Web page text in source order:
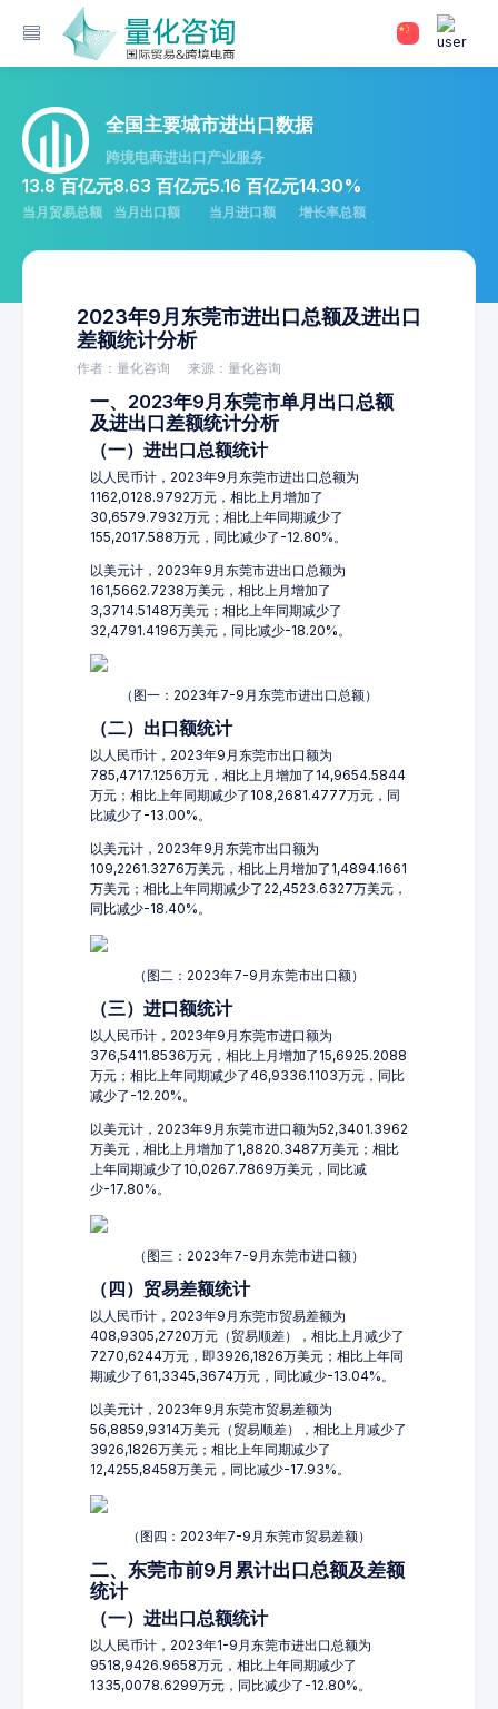
全国主要城市进出口数据
跨境电商进出口产业服务
13.8 百亿元
当月贸易总额
8.63 百亿元
当月出口额
5.16 百亿元
当月进口额
14.30%
增长率总额
2023年9月东莞市进出口总额及进出口
差额统计分析
作者：量化咨询 来源：量化咨询
一、2023年9月东莞市单月出口总额
及进出口差额统计分析
（一）进出口总额统计
以人民币计，2023年9月东莞市进出口总额为
1162,0128.9792万元，相比上月增加了
30,6579.7932万元；相比上年同期减少了
155,2017.588万元，同比减少了-12.80%。
以美元计，2023年9月东莞市进出口总额为
161,5662.7238万美元，相比上月增加了
3,3714.5148万美元；相比上年同期减少了
32,4791.4196万美元，同比减少-18.20%。
（图一：2023年7-9月东莞市进出口总额）
（二）出口额统计
以人民币计，2023年9月东莞市出口额为
785,4717.1256万元，相比上月增加了14,9654.5844
万元；相比上年同期减少了108,2681.4777万元，同
比减少了-13.00%。
以美元计，2023年9月东莞市出口额为
109,2261.3276万美元，相比上月增加了1,4894.1661
万美元；相比上年同期减少了22,4523.6327万美元，
同比减少-18.40%。
（图二：2023年7-9月东莞市出口额）
（三）进口额统计
以人民币计，2023年9月东莞市进口额为
376,5411.8536万元，相比上月增加了15,6925.2088
万元；相比上年同期减少了46,9336.1103万元，同比
减少了-12.20%。
以美元计，2023年9月东莞市进口额为52,3401.3962
万美元，相比上月增加了1,8820.3487万美元；相比
上年同期减少了10,0267.7869万美元，同比减
少-17.80%。
（图三：2023年7-9月东莞市进口额）
（四）贸易差额统计
以人民币计，2023年9月东莞市贸易差额为
408,9305,2720万元（贸易顺差），相比上月减少了
7270,6244万元，即3926,1826万美元；相比上年同
期减少了61,3345,3674万元，同比减少-13.04%。
以美元计，2023年9月东莞市贸易差额为
56,8859,9314万美元（贸易顺差），相比上月减少了
3926,1826万美元；相比上年同期减少了
12,4255,8458万美元，同比减少-17.93%。
（图四：2023年7-9月东莞市贸易差额）
二、东莞市前9月累计出口总额及差额
统计
（一）进出口总额统计
以人民币计，2023年1-9月东莞市进出口总额为
9518,9426.9658万元，相比上年同期减少了
1335,0078.6299万元，同比减少了-12.80%。